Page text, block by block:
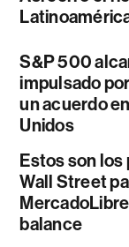
S&P 500
impulsado
un acuerdo
Unidos
Estos son
Wall Street
balance